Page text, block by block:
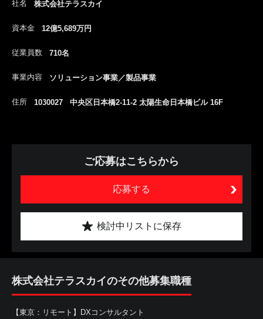
社名 株式会社テラスカイ
資本金 12億5,689万円
従業員数 710名
事業内容 ソリューション事業／製品事業
住所 1030027 中央区日本橋2-11-2 太陽生命日本橋ビル 16F
ご応募はこちらから
応募する
検討中リストに保存
株式会社テラスカイのその他募集職種
【東京：リモート】DXコンサルタント